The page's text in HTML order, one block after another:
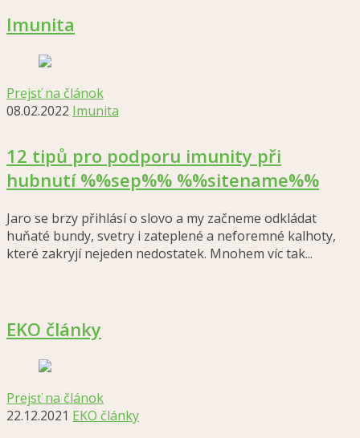
Imunita
Prejsť na článok
08.02.2022 Imunita
12 tipů pro podporu imunity při
hubnutí %%sep%% %%sitename%%
Jaro se brzy přihlásí o slovo a my začneme odkládat
huňaté bundy, svetry i zateplené a neforemné kalhoty,
které zakryjí nejeden nedostatek. Mnohem víc tak...
EKO články
Prejsť na článok
22.12.2021 EKO články